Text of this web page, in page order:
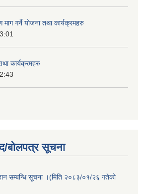
गर्ने योजना तथा कार्यक्रमहरु
कार्यक्रमहरु
बोलपत्र सूचना
सम्बन्धि सूचना ।(मिति २०८३/०१/२६ गतेको